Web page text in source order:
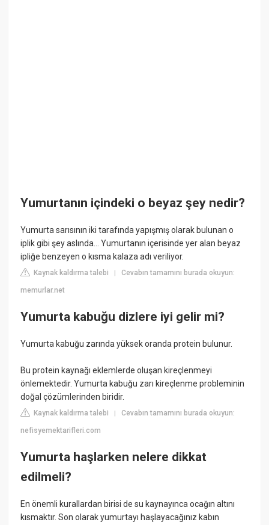
Yumurtanın içindeki o beyaz şey nedir?
Yumurta sarısının iki tarafında yapışmış olarak bulunan o
iplik gibi şey aslında... Yumurtanın içerisinde yer alan beyaz
ipliğe benzeyen o kısma kalaza adı veriliyor.
Kaynak kaldırma talebi |Cevabın tamamını burada okuyun:
memurlar.net
Yumurta kabuğu dizlere iyi gelir mi?
Yumurta kabuğu zarında yüksek oranda protein bulunur.
Bu protein kaynağı eklemlerde oluşan kireçlenmeyi
önlemektedir. Yumurta kabuğu zarı kireçlenme probleminin
doğal çözümlerinden biridir.
Kaynak kaldırma talebi |Cevabın tamamını burada okuyun:
nefisyemektarifleri.com
Yumurta haşlarken nelere dikkat
edilmeli?
En önemli kurallardan birisi de su kaynayınca ocağın altını
kısmaktır. Son olarak yumurtayı haşlayacağınız kabın